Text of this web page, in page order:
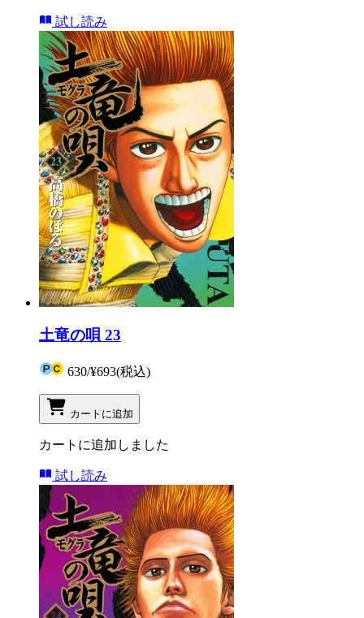
試し読み
土竜の唄 23
630/¥693(税込)
カートに追加
カートに追加しました
試し読み